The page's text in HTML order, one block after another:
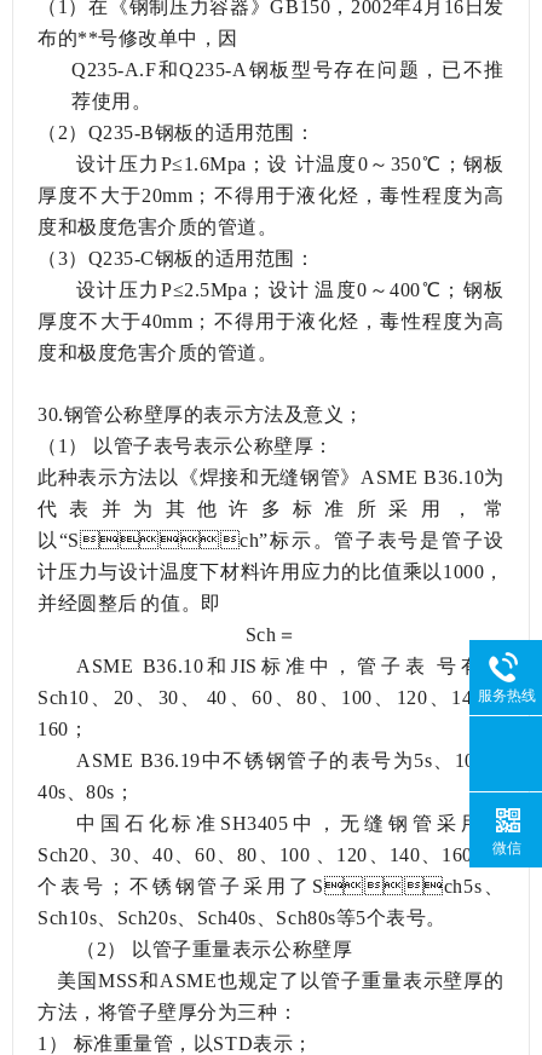
（ 1）在《钢制压力容器》GB150，2002年4月16日发
布的**号修改单中，因
Q235-A.F和Q235-A钢板型号存在问题，已不推
荐使用。
（ 2）Q235-B钢板的适用范围：
设计压力 P≤1.6Mpa；设计温度0～350℃；钢板
厚度不大于20mm；不得用于液化烃，毒性程度为高
度和极度危害介质的管道。
（3）Q235-C钢板的适用范围：
设计压力 P≤2.5Mpa；设计温度0～400℃；钢板
厚度不大于40mm；不得用于液化烃，毒性程度为高
度和极度危害介质的管道。
30.钢管公称壁厚的表示方法及意义；
（1）
以管子表号表示公称壁厚：
此种表示方法以《焊接和无缝钢管》 ASME B36.10为
代表并为其他许多标准所采用，常
以“Sch”标示。管子表号是管子设
计压力与设计温度下材料许用应力的比值乘以1000，
并经圆整后的值。即
Sch＝
ASME B36.10和JIS标准中，管子表号有：
Sch10、20、30、40、60、80、100、120、140、
160；
ASME B36.19中不锈钢管子的表号为5s、10s、
40s、80s；
中国石化标准 SH3405中，无缝钢管采用了
Sch20、30、40、60、80、100、120、140、160等9
个表号；不锈钢管子采用了Sch5s、
Sch10s、Sch20s、Sch40s、Sch80s等5个表号。
（2）
以管子重量表示公称壁厚
美国 MSS和ASME也规定了以管子重量表示壁厚的
方法，将管子壁厚分为三种：
1） 标准重量管，以STD表示；
服务热线
微信